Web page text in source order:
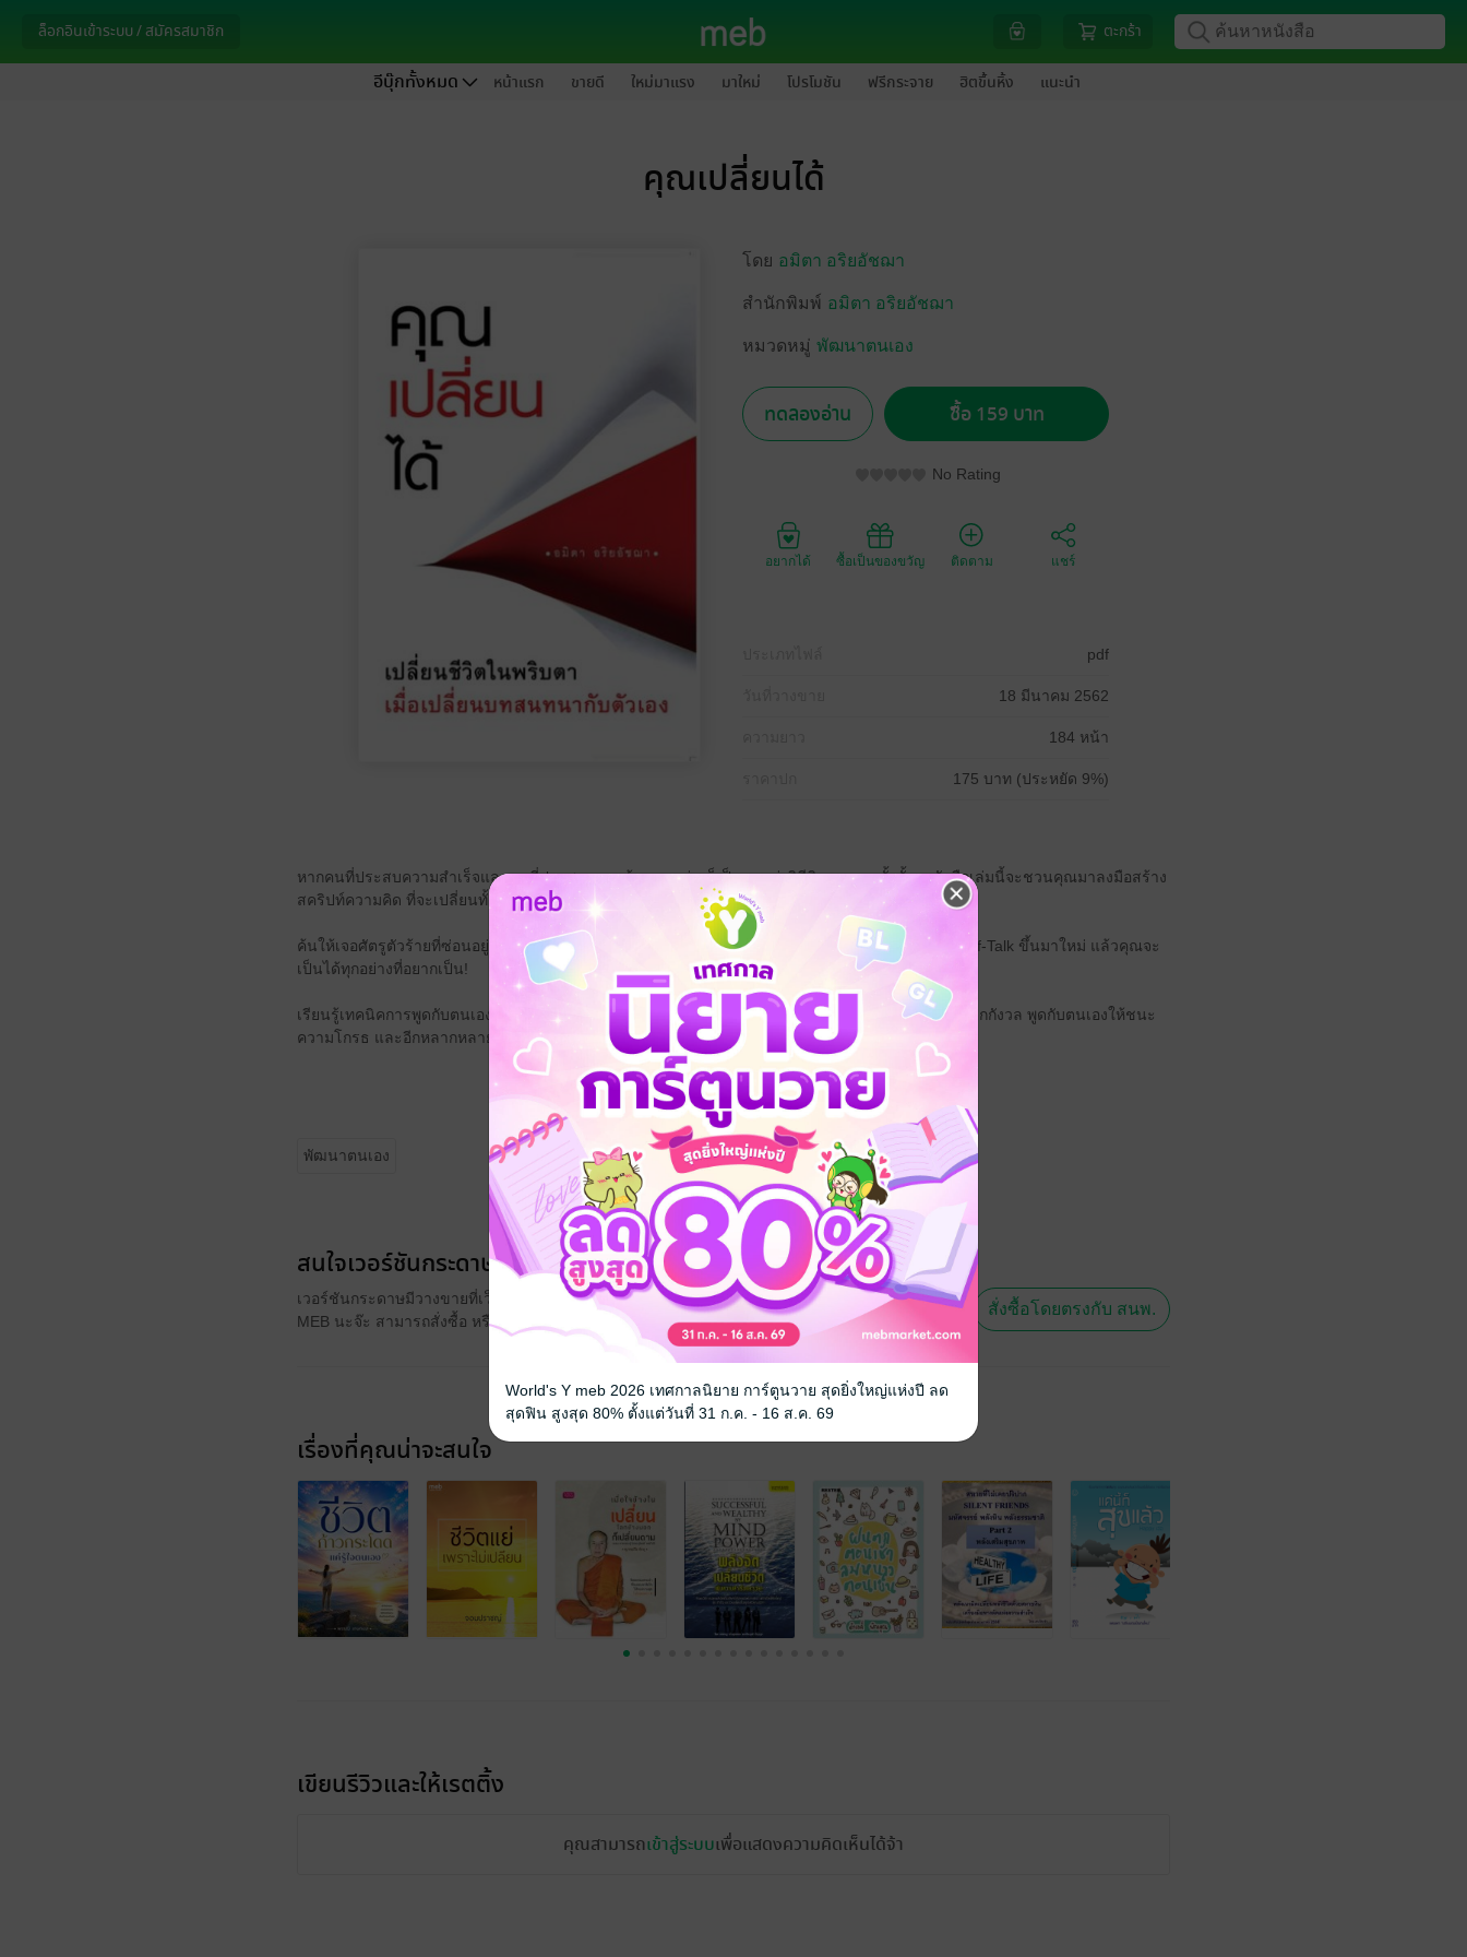
ล็อกอินเข้าระบบ / สมัครสมาชิก ตะกร้า
อีบุ๊กทั้งหมด หน้าแรก ขายดี ใหม่มาแรง มาใหม่ โปรโมชัน ฟรีกระจาย ฮิตขึ้นหิ้ง แนะนำ
คุณเปลี่ยนได้
โดย อมิตา อริยอัชฌา
สำนักพิมพ์ อมิตา อริยอัชฌา
หมวดหมู่ พัฒนาตนเอง
ทดลองอ่าน ซื้อ 159 บาท
No Rating
อยากได้ ซื้อเป็นของขวัญ ติดตาม แชร์
pdf
18 มีนาคม 2562
184 หน้า
175 บาท (ประหยัด 9%)
หากคนที่ประสบความสำเร็จและคนที่ประสบความล้มเหลว ต่างก็เป็นผลแห่งวิธีคิดของเขาทั้งนั้น หนังสือเล่มนี้จะชวนคุณมาลงมือสร้าง
สคริปท์ความคิด ที่จะเปลี่ยนทั้งชีวิตของคุณ
ค้นให้เจอศัตรูตัวร้ายที่ซ่อนอยู่ในตัวคุณ มันแฝงตัวอยู่ในทุกคำพูด กำจัด The Voice จอมป่วนแล้วสร้าง Self-Talk ขึ้นมาใหม่ แล้วคุณจะ
เป็นได้ทุกอย่างที่อยากเป็น!
เรียนรู้เทคนิคการพูดกับตนเองให้นับถือตัวเอง พูดกับตนเองให้เลิกนิสัยไม่พึงประสงค์ พูดกับตนเองให้เลิกวิตกกังวล พูดกับตนเองให้ชนะ
ความโกรธ และอีกหลากหลายเทคนิคน่าสนใจ
พัฒนาตนเอง
สนใจเวอร์ชันกระดาษ เชิญทางนี้!
เวอร์ชันกระดาษมีวางขายที่เว็บไซต์สำนักพิมพ์ จะไม่มีขายโดย
MEB นะจ๊ะ สามารถสั่งซื้อ หรือติดต่อคนขายโดยตรงเลยจ้ะ
สั่งซื้อโดยตรงกับ สนพ.
เรื่องที่คุณน่าจะสนใจ
เขียนรีวิวและให้เรตติ้ง
คุณสามารถเข้าสู่ระบบเพื่อแสดงความคิดเห็นได้จ้า
World's Y meb 2026 เทศกาลนิยาย การ์ตูนวาย สุดยิ่งใหญ่แห่งปี ลด
สุดฟิน สูงสุด 80% ตั้งแต่วันที่ 31 ก.ค. - 16 ส.ค. 69